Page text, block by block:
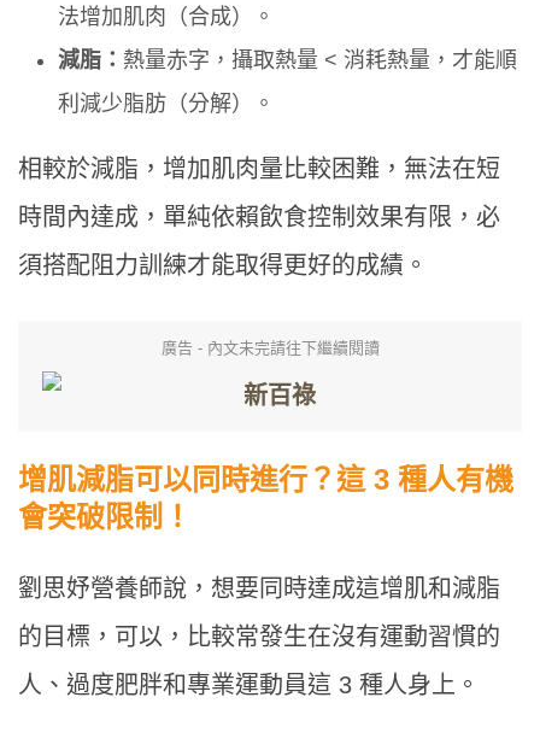
法增加肌肉（合成）。
減脂： 熱量赤字，攝取熱量 < 消耗熱量，才能順
利減少脂肪（分解）。
相較於減脂，增加肌肉量比較困難，無法在短
時間內達成，單純依賴飲食控制效果有限，必
須搭配阻力訓練才能取得更好的成績。
廣告 - 內文未完請往下繼續閱讀
增肌減脂可以同時進行？這 3 種人有機
會突破限制！
劉思妤營養師說，想要同時達成這增肌和減脂
的目標，可以，比較常發生在沒有運動習慣的
人、過度肥胖和專業運動員這 3 種人身上。